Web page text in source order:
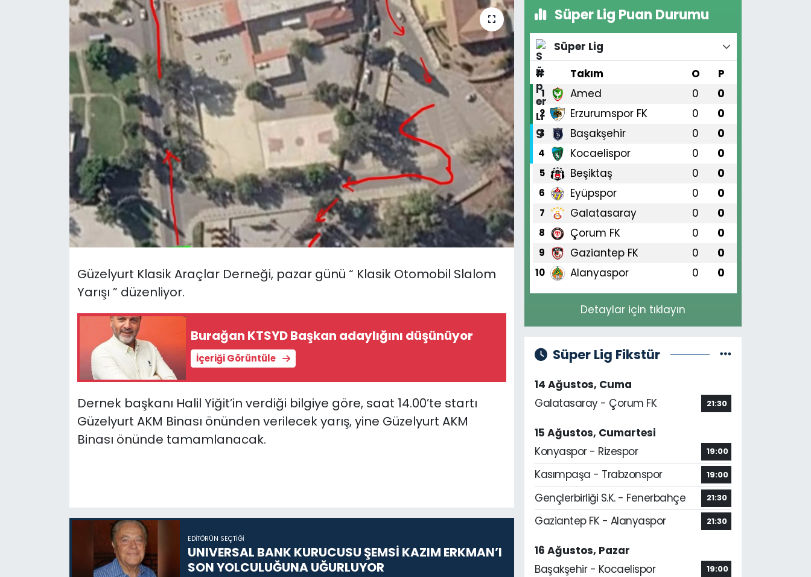
Güzelyurt Klasik Araçlar Derneği, pazar günü “ Klasik Otomobil Slalom
Yarışı ” düzenliyor.
Burağan KTSYD Başkan adaylığını düşünüyor
İçeriği Görüntüle
Dernek başkanı Halil Yiğit’in verdiği bilgiye göre, saat 14.00’te startı
Güzelyurt AKM Binası önünden verilecek yarış, yine Güzelyurt AKM
Binası önünde tamamlanacak.
EDITÖRÜN SEÇTIĞI
UNIVERSAL BANK KURUCUSU ŞEMSİ KAZIM ERKMAN’I
SON YOLCULUĞUNA UĞURLUYOR
Süper Lig Puan Durumu
Süper Lig
#
Takım O P
1 Amed 0 0
2 Erzurumspor FK 0 0
3 Başakşehir 0 0
4 Kocaelispor 0 0
5 Beşiktaş 0 0
6 Eyüpspor 0 0
7 Galatasaray 0 0
8 Çorum FK 0 0
9 Gaziantep FK 0 0
10 Alanyaspor 0 0
Detaylar için tıklayın
Süper Lig Fikstür
14 Ağustos, Cuma
Galatasaray - Çorum FK
21:30
15 Ağustos, Cumartesi
Konyaspor - Rizespor
19:00
Kasımpaşa - Trabzonspor 19:00
Gençlerbirliği S.K. - Fenerbahçe 21:30
Gaziantep FK - Alanyaspor 21:30
16 Ağustos, Pazar
Başakşehir - Kocaelispor
19:00
Gündem
KKTC YEREL SEÇİM 2018
Kültür Sanat
Magazin
Nöbetçi Eczaneler
Otomobil Dünyası
Teknoloji
Video Galeri